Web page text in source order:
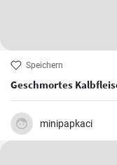
Speichern
Geschmortes
minipapkaci